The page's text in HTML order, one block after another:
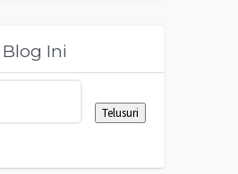
Ini